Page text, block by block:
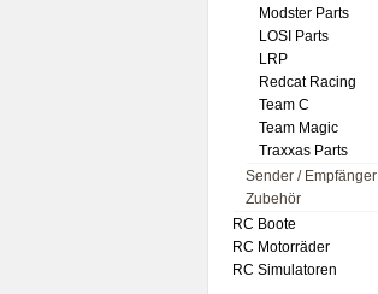
Modster Parts
LOSI Parts
LRP
Redcat Racing
Team C
Team Magic
Traxxas Parts
Sender / Empfänger
Zubehör
RC Boote
RC Motorräder
RC Simulatoren